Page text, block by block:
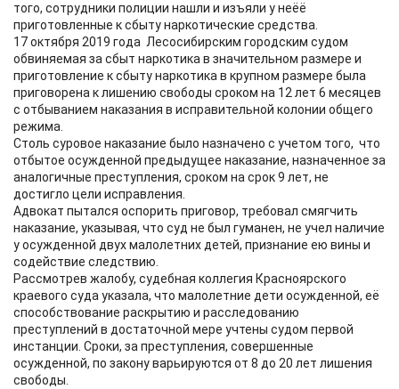
того, сотрудники полиции нашли и изъяли у неёё
приготовленные к сбыту наркотические средства.
17 октября 2019 года Лесосибирским городским судом
обвиняемая за сбыт наркотика в значительном размере и
приготовление к сбыту наркотика в крупном размере была
приговорена к лишению свободы сроком на 12 лет 6 месяцев
с отбыванием наказания в исправительной колонии общего
режима.
Столь суровое наказание было назначено с учетом того, что
отбытое осужденной предыдущее наказание, назначенное за
аналогичные преступления, сроком на срок 9 лет, не
достигло цели исправления.
Адвокат пытался оспорить приговор, требовал смягчить
наказание, указывая, что суд не был гуманен, не учел наличие
у осужденной двух малолетних детей, признание ею вины и
содействие следствию.
Рассмотрев жалобу, судебная коллегия Красноярского
краевого суда указала, что малолетние дети осужденной, её
способствование раскрытию и расследованию
преступлений в достаточной мере учтены судом первой
инстанции. Сроки, за преступления, совершенные
осужденной, по закону варьируются от 8 до 20 лет лишения
свободы.